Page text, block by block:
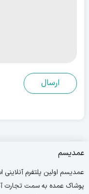
عمدیسم
عمدیسم اولین پلتفرم
پوشاک عمده به سمت تجارت